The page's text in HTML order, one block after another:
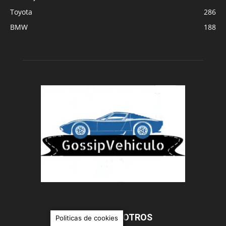
Toyota
286
BMW
188
SOBRE NOSOTROS
Politicas de cookies